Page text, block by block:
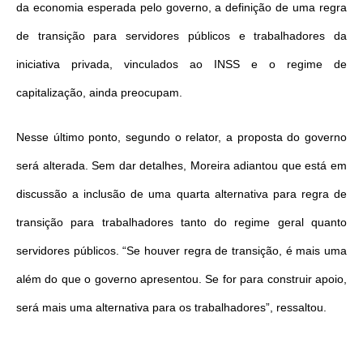
da economia esperada pelo governo, a definição de uma regra
de transição para servidores públicos e trabalhadores da
iniciativa privada, vinculados ao INSS e o regime de
capitalização, ainda preocupam.
Nesse último ponto, segundo o relator, a proposta do governo
será alterada. Sem dar detalhes, Moreira adiantou que está em
discussão a inclusão de uma quarta alternativa para regra de
transição para trabalhadores tanto do regime geral quanto
servidores públicos. “Se houver regra de transição, é mais uma
além do que o governo apresentou. Se for para construir apoio,
será mais uma alternativa para os trabalhadores”, ressaltou.